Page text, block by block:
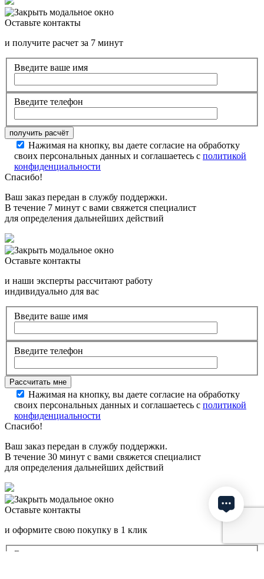
Оставьте контакты
и получите расчет за 7 минут
Введите ваше имя
Введите телефон
Нажимая на кнопку, вы даете согласие на обработку
своих персональных данных и соглашаетесь с политикой
конфиденциальности
Спасибо!
Ваш заказ передан в службу поддержки.
В течение 7 минут с вами свяжется специалист
для определения дальнейших действий
Оставьте контакты
и наши эксперты рассчитают работу
индивидуально для вас
Введите ваше имя
Введите телефон
Нажимая на кнопку, вы даете согласие на обработку
своих персональных данных и соглашаетесь с политикой
конфиденциальности
Спасибо!
Ваш заказ передан в службу поддержки.
В течение 30 минут с вами свяжется специалист
для определения дальнейших действий
Оставьте контакты
и оформите свою покупку в 1 клик
Введите ваше имя